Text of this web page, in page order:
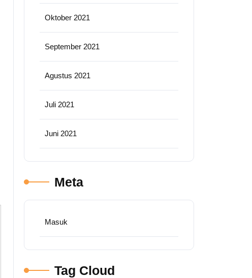
Oktober 2021
September 2021
Agustus 2021
Juli 2021
Juni 2021
Meta
Masuk
Tag Cloud